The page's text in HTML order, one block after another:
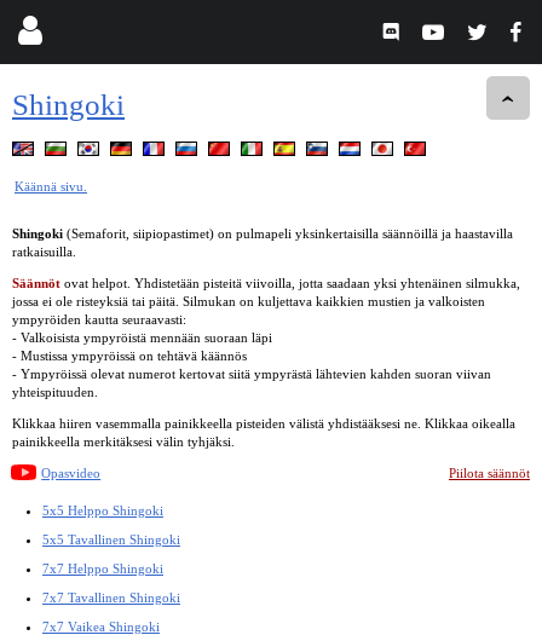
Shingoki
Käännä sivu.
Shingoki (Semaforit, siipiopastimet) on pulmapeli yksinkertaisilla säännöillä ja haastavilla
ratkaisuilla.
Säännöt ovat helpot. Yhdistetään pisteitä viivoilla, jotta saadaan yksi yhtenäinen silmukka,
jossa ei ole risteyksiä tai päitä. Silmukan on kuljettava kaikkien mustien ja valkoisten
ympyröiden kautta seuraavasti:
- Valkoisista ympyröistä mennään suoraan läpi
- Mustissa ympyröissä on tehtävä käännös
- Ympyröissä olevat numerot kertovat siitä ympyrästä lähtevien kahden suoran viivan
yhteispituuden.
Klikkaa hiiren vasemmalla painikkeella pisteiden välistä yhdistääksesi ne. Klikkaa oikealla
painikkeella merkitäksesi välin tyhjäksi.
Opasvideo Piilota säännöt
5x5 Helppo Shingoki
5x5 Tavallinen Shingoki
7x7 Helppo Shingoki
7x7 Tavallinen Shingoki
7x7 Vaikea Shingoki